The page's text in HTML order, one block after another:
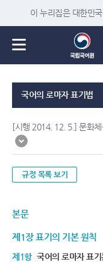
이 누리집은 대한민
국어의 로마자 표기법
[시행 2014. 12. 5.] 문화
규정 목록 보기
본문
제1장 표기의 기본 원칙
제1항 국어의 로마자 표